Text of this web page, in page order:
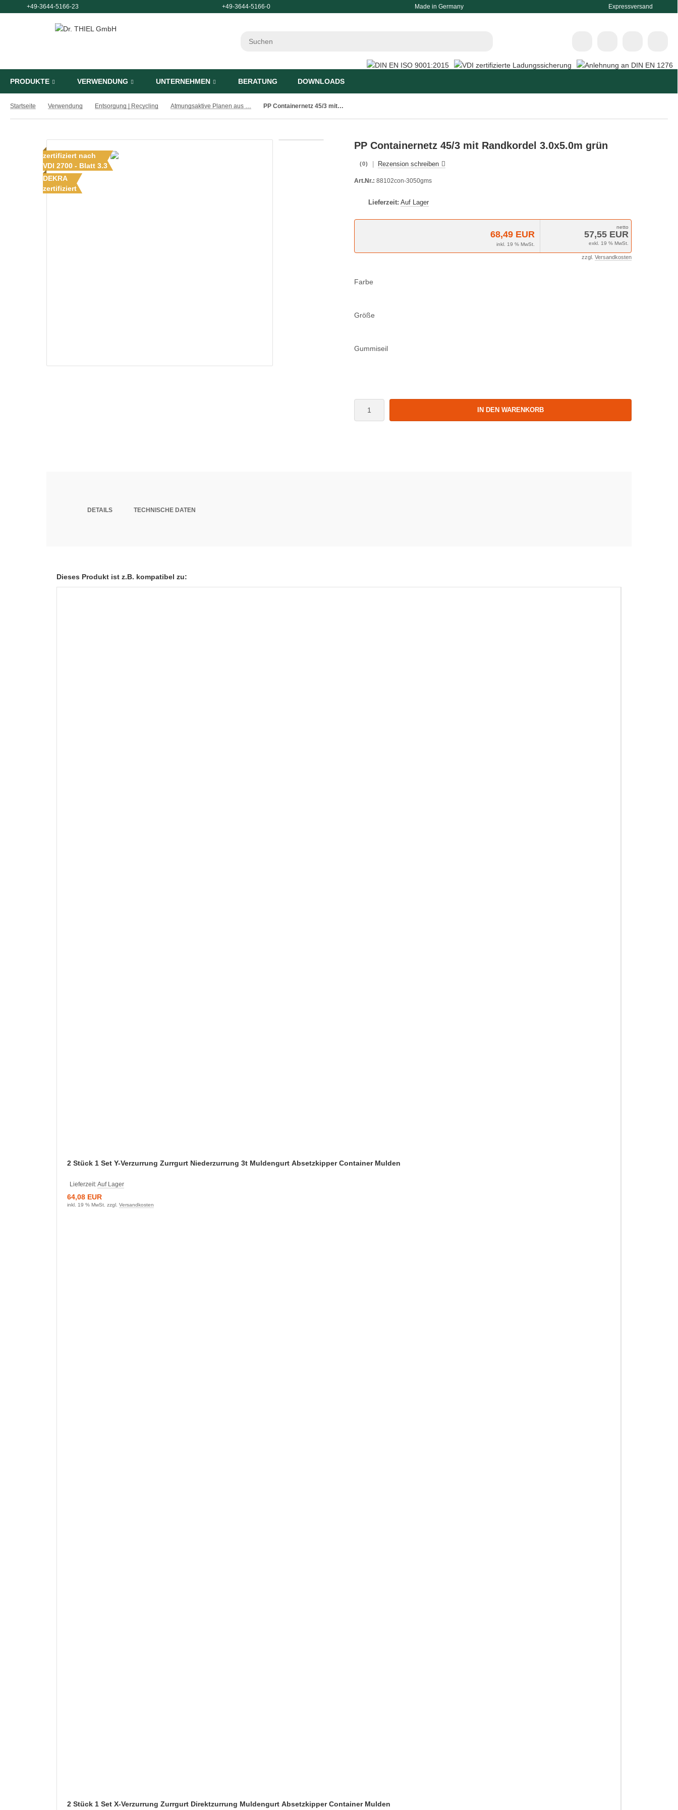
+49-3644-5166-23 +49-3644-5166-0 Made in Germany Expressversand
PRODUKTE VERWENDUNG UNTERNEHMEN BERATUNG DOWNLOADS
Startseite Verwendung Entsorgung | Recycling Atmungsaktive Planen aus luftdurchlässigen Materialien PP Containernetz 45/3 mit Randkordel 3.0x5.0m grün
PP Containernetz 45/3 mit Randkordel 3.0x5.0m grün
(0) Rezension schreiben
Art.Nr.: 88102con-3050gms
zertifiziert nach
VDI 2700 - Blatt 3.3
DEKRA
zertifiziert
Lieferzeit: Auf Lager
68,49 EUR
inkl. 19 % MwSt.
57,55 EUR
exkl. 19 % MwSt.
zzgl. Versandkosten
Farbe
Größe
Gummiseil
IN DEN WARENKORB
DETAILS TECHNISCHE DATEN
Dieses Produkt ist z.B. kompatibel zu:
2 Stück 1 Set Y-Verzurrung Zurrgurt Niederzurrung 3t Muldengurt Absetzkipper Container Mulden
Lieferzeit:Auf Lager
64,08 EUR
inkl. 19 % MwSt. zzgl. Versandkosten
2 Stück 1 Set X-Verzurrung Zurrgurt Direktzurrung Muldengurt Absetzkipper Container Mulden